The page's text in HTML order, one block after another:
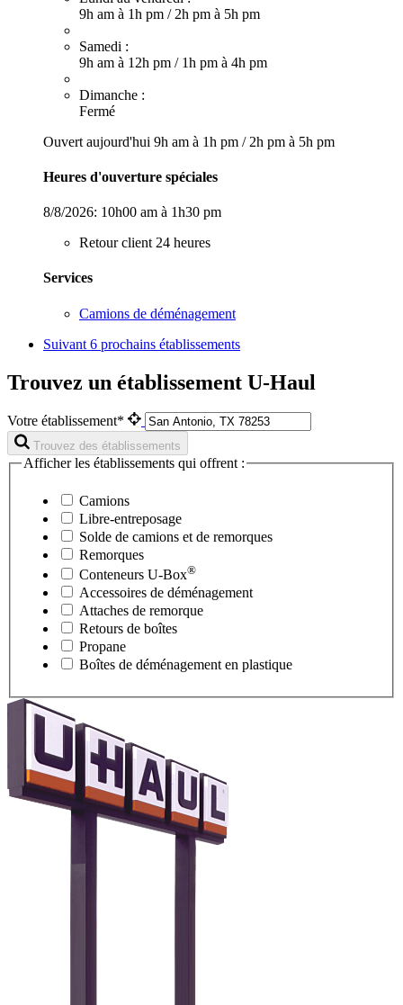
9h am à 1h pm / 2h pm à 5h pm
Samedi :
9h am à 12h pm / 1h pm à 4h pm
Dimanche :
Fermé
Ouvert aujourd'hui 9h am à 1h pm / 2h pm à 5h pm
Heures d'ouverture spéciales
8/8/2026: 10h00 am à 1h30 pm
Retour client 24 heures
Services
Camions de déménagement
Suivant 6 prochains établissements
Trouvez un établissement U-Haul
Votre établissement*
Trouvez des établissements
Afficher les établissements qui offrent :
Camions
Libre-entreposage
Solde de camions et de remorques
Remorques
Conteneurs U-Box®
Accessoires de déménagement
Attaches de remorque
Retours de boîtes
Propane
Boîtes de déménagement en plastique